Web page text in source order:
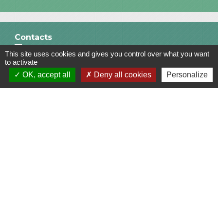
Contacts
Commune de Saint-Julien-sur-Bibost
1, Place de la Mairie
69690 Saint-Julien-sur-Bibost - FRANCE
+33 4 74 70 72 03
This site uses cookies and gives you control over what you want
to activate
OK, accept all
Deny all cookies Personalize